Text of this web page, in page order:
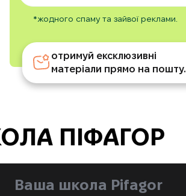
*жодного спаму та зайвої реклами.
отримуй ексклюзивні
матеріали прямо на пошту.
ПІФАГОР
Ваша школа Pifagor